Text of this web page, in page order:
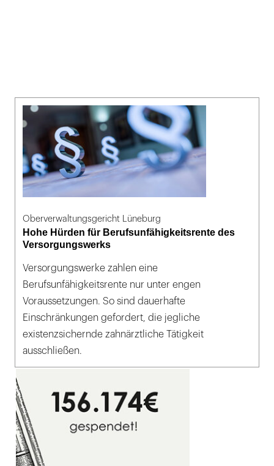
Oberverwaltungsgericht Lüneburg
Hohe Hürden für Berufsunfähigkeitsrente des
Versorgungswerks
Versorgungswerke zahlen eine
Berufsunfähigkeitsrente nur unter engen
Voraussetzungen. So sind dauerhafte
Einschränkungen gefordert, die jegliche
existenzsichernde zahnärztliche Tätigkeit
ausschließen.